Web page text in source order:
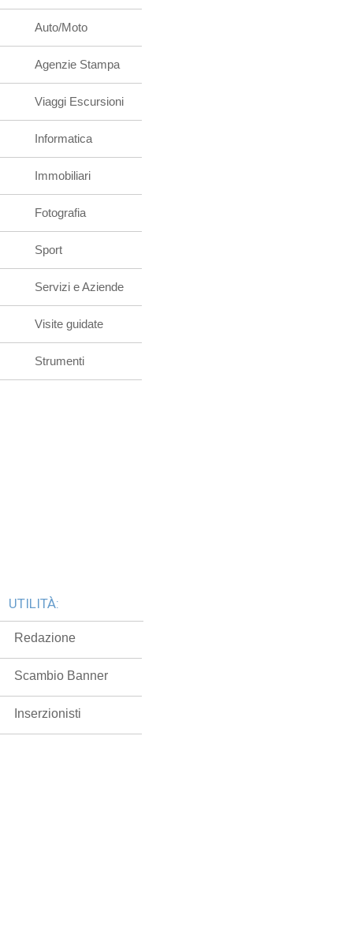
Auto/Moto
Agenzie Stampa
Viaggi Escursioni
Informatica
Immobiliari
Fotografia
Sport
Servizi e Aziende
Visite guidate
Strumenti
UTILITÀ:
Redazione
Scambio Banner
Inserzionisti